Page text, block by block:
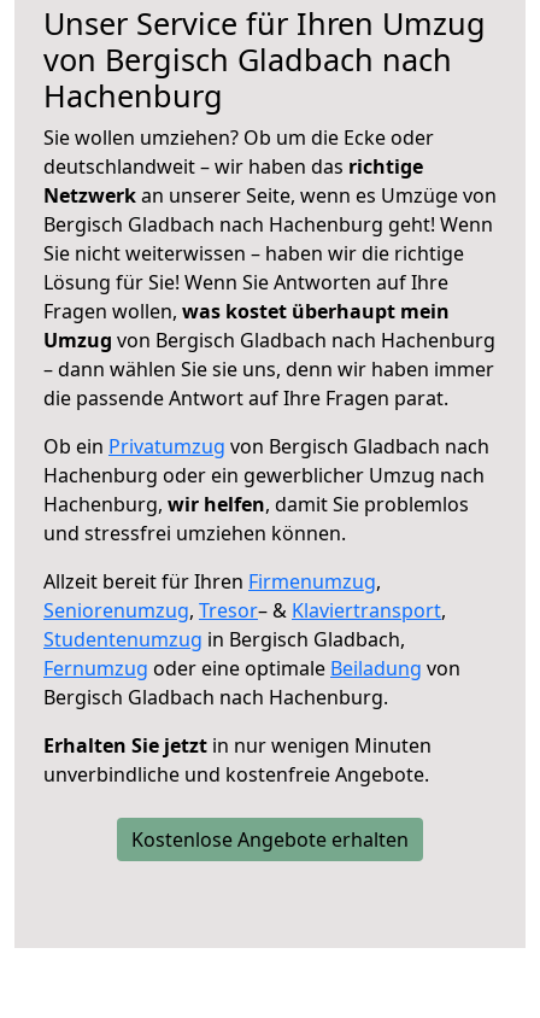
Unser Service für Ihren Umzug
von Bergisch Gladbach nach
Hachenburg
Sie wollen umziehen? Ob um die Ecke oder
deutschlandweit – wir haben das richtige
Netzwerkan unserer Seite, wenn es Umzüge von
Bergisch Gladbach nach Hachenburg geht! Wenn
Sie nicht weiterwissen – haben wir die richtige
Lösung für Sie! Wenn Sie Antworten auf Ihre
Fragen wollen, was kostet überhaupt mein
Umzug von Bergisch Gladbach nach Hachenburg
– dann wählen Sie sie uns, denn wir haben immer
die passende Antwort auf Ihre Fragen parat.
Ob ein Privatumzug von Bergisch Gladbach nach
Hachenburg oder ein gewerblicher Umzug nach
Hachenburg, wir helfen, damit Sie problemlos
und stressfrei umziehen können.
Allzeit bereit für Ihren Firmenumzug,
Seniorenumzug, Tresor– & Klaviertransport,
Studentenumzug in Bergisch Gladbach,
Fernumzug oder eine optimale Beiladung von
Bergisch Gladbach nach Hachenburg.
Erhalten Sie jetzt in nur wenigen Minuten
unverbindliche und kostenfreie Angebote.
Kostenlose Angebote erhalten